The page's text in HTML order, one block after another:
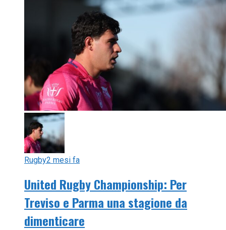
Rugby2 mesi fa
United Rugby Championship: Per
Treviso e Parma una stagione da
dimenticare